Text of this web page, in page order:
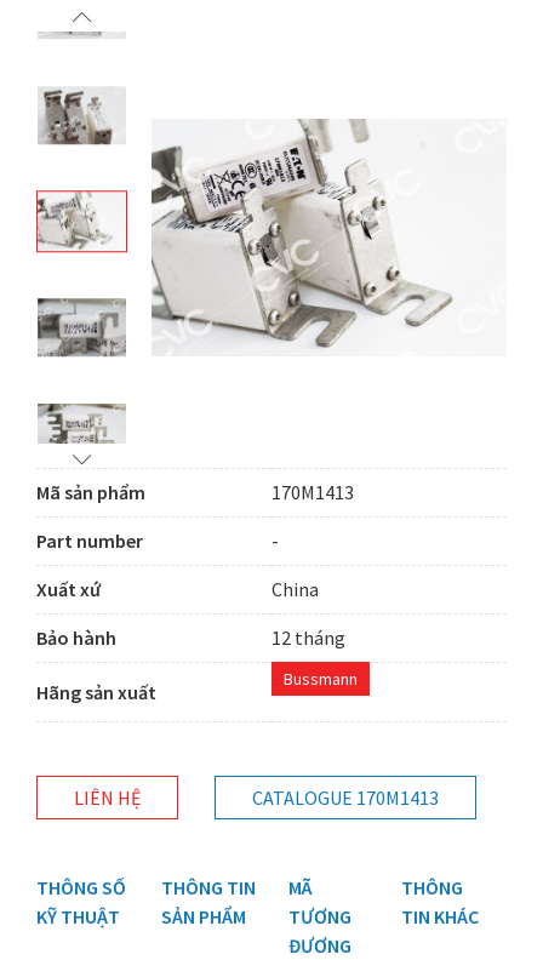
Mã sản phẩm
170M1413
Part number
-
Xuất xứ
China
Bảo hành
12 tháng
Hãng sản xuất
Bussmann
LIÊN HỆ CATALOGUE 170M1413
THÔNG SỐ
KỸ THUẬT
THÔNG TIN
SẢN PHẨM
MÃ
TƯƠNG
ĐƯƠNG
THÔNG
TIN KHÁC